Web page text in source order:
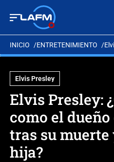
INICIO ENTRETENIMIENTO
Elvis Presley
Elvis Presley:
como el
tras su muerte
hija?